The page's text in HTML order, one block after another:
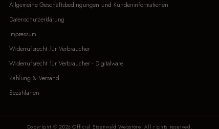
Allgemeine Geschäftsbedingungen und Kundeninformationen
Datenschutzerklärung
Impressum
Widerrufsrecht für Verbraucher
Widerrufsrecht für Verbraucher - Digitalware
Zahlung & Versand
Bezahlarten
Copyright © 2026 Official Eisenwald Webstore. All rights reserved.